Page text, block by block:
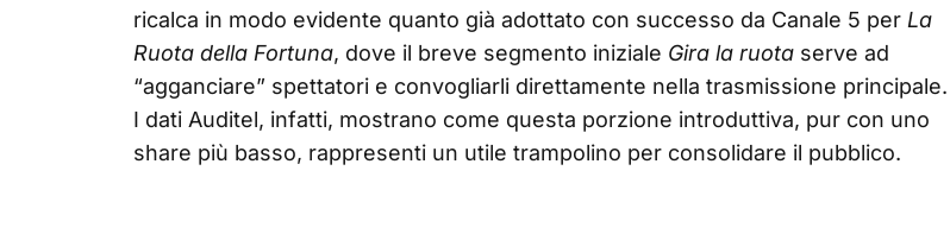
ricalca in modo evidente quanto già adottato con successo da Canale 5 per La
Ruota della Fortuna, dove il breve segmento iniziale Gira la ruota serve ad
“agganciare” spettatori e convogliarli direttamente nella trasmissione principale.
I dati Auditel, infatti, mostrano come questa porzione introduttiva, pur con uno
share più basso, rappresenti un utile trampolino per consolidare il pubblico.